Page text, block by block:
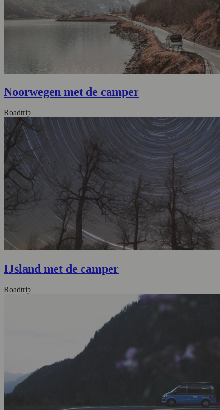
Noorwegen met de camper
Roadtrip
IJsland met de camper
Roadtrip